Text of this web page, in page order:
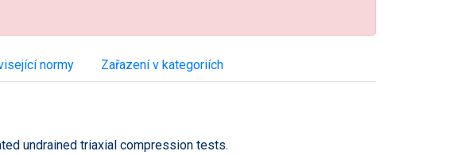
normy Zařazení v kategoriích
undrained triaxial compression tests.